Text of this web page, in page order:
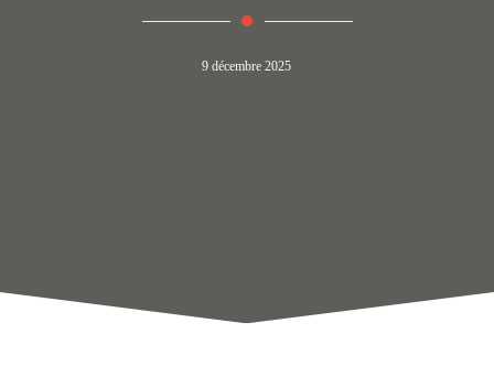
9 décembre 2025